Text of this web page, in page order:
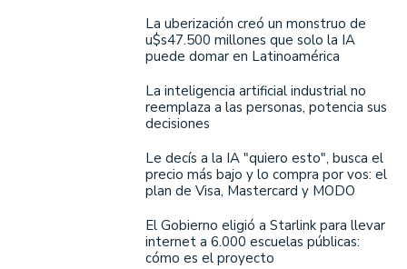
La uberización creó un monstruo de
u$s47.500 millones que solo la IA
puede domar en Latinoamérica
La inteligencia artificial industrial no
reemplaza a las personas, potencia sus
decisiones
Le decís a la IA "quiero esto", busca el
precio más bajo y lo compra por vos: el
plan de Visa, Mastercard y MODO
El Gobierno eligió a Starlink para llevar
internet a 6.000 escuelas públicas:
cómo es el proyecto